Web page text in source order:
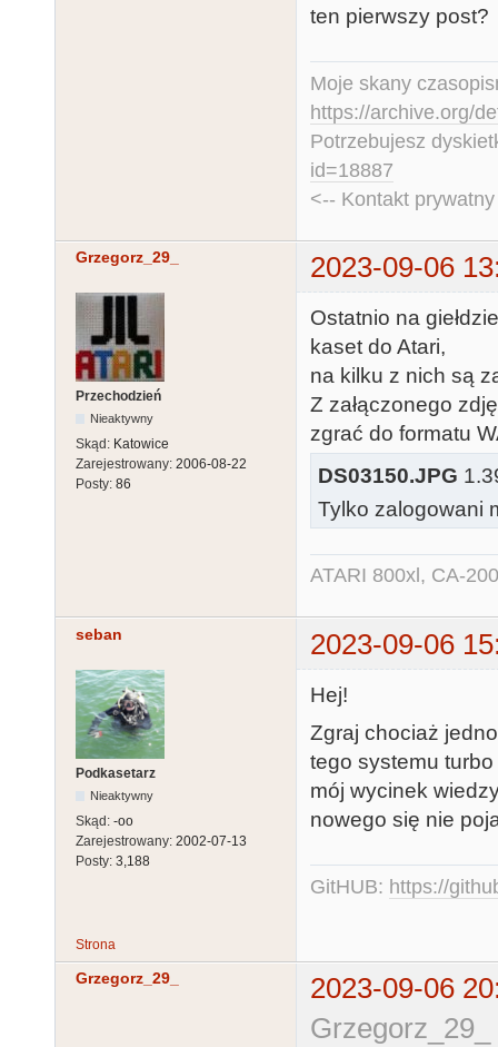
ten pierwszy post?
Moje skany
https://archive.org/
Potrzebujesz
id=18887
<-- Kontakt
Grzegorz_29_ 2023-09-06
Przechodzień
Nieaktywny
Skąd: Katowice
Zarejestrowany: 2006-08-22
Posty: 86
Ostatnio na
kaset do Atari,
na kilku z nich są
Z załączonego
zgrać do formatu
DS03150.JPG
Tylko zalogowani
ATARI 800xl, CA-
seban 2023-09-06
Podkasetarz
Nieaktywny
Skąd: -oo
Zarejestrowany: 2002-07-13
Posty: 3,188
Hej!
Zgraj chociaż
tego systemu turbo
mój wycinek
nowego się nie
GitHUB: https://
Strona
Grzegorz_29_
2023-09-06